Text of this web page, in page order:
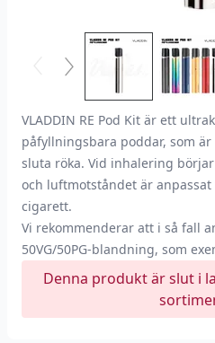
VLADDIN RE Pod Kit är ett
påfyllningsbara poddar, som
sluta röka. Vid inhalering
och luftmotståndet är
cigarett.
Vi rekommenderar att i så fall
50VG/50PG-blandning, som
Denna produkt är slut i